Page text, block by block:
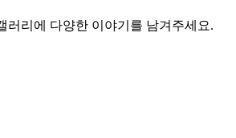
러리에 다양한 이야기를 남겨주세요.